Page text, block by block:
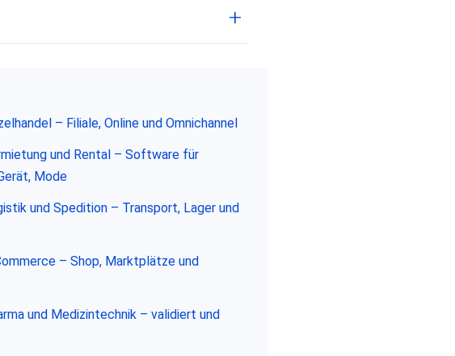
– Filiale, Online und Omnichannel
und Rental – Software für
Mode
und Spedition – Transport, Lager und
– Shop, Marktplätze und
und Medizintechnik – validiert und